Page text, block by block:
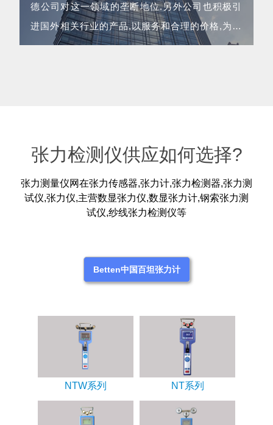
德公司对这一领域的垄断地位.另外公司也积极引
进国外相关行业的产品,以服务和合理的价格,为企
业用的生产经营保驾护航...
张力检测仪供应如何选择?
张力测量仪网在张力传感器,张力计,张力检测器,张力测
试仪,张力仪,主营数显张力仪,数显张力计,钢索张力测
试仪,纱线张力检测仪等
Betten中国百坦张力计
NTW系列 NT系列